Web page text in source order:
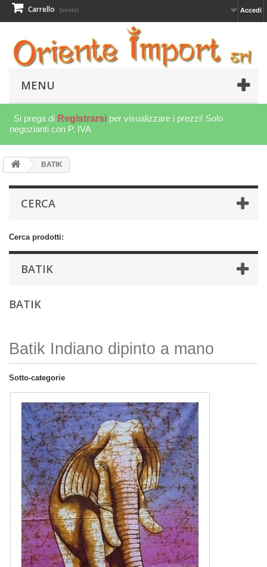
Accedi
Carrello (vuoto)
MENU
Si prega di Registrarsi per visualizzare i prezzi! Solo
negozianti con P. IVA
BATIK
CERCA
Cerca prodotti:
BATIK
BATIK
Batik Indiano dipinto a mano
Sotto-categorie